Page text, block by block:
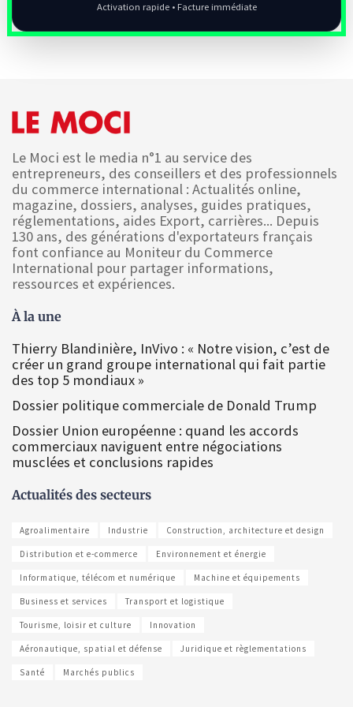
Activation rapide • Facture immédiate
Le Moci est le media n°1 au service des
entrepreneurs, des conseillers et des professionnels
du commerce international : Actualités online,
magazine, dossiers, analyses, guides pratiques,
réglementations, aides Export, carrières... Depuis
130 ans, des générations d'exportateurs français
font confiance au Moniteur du Commerce
International pour partager informations,
ressources et expériences.
À la une
Thierry Blandinière, InVivo : « Notre vision, c’est de
créer un grand groupe international qui fait partie
des top 5 mondiaux »
Dossier politique commerciale de Donald Trump
Dossier Union européenne : quand les accords
commerciaux naviguent entre négociations
musclées et conclusions rapides
Actualités des secteurs
Agroalimentaire Industrie Construction, architecture et design
Distribution et e-commerce Environnement et énergie
Informatique, télécom et numérique Machine et équipements
Business et services Transport et logistique
Tourisme, loisir et culture Innovation
Aéronautique, spatial et défense Juridique et règlementations
Santé Marchés publics